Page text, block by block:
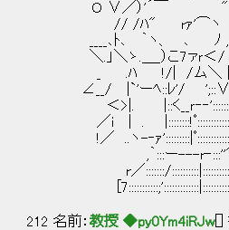
Ｏ ∨／）'´￣ "ゝt
// /ﾊ" rｧ'⌒ヽ u,ﾊ八. | )
____､ﾄ､ ｀ヽ、 ､ ﾉ ,.ｲ
＼.」＼ゝ.＿_）こ7ァｒ
_ .ﾊ !/| /ム＼ |::|
∠__/ |`'ーﾍ::ﾚ'/
＜>|. |::く__ｒ‐‐':::::::::ﾄ
／i | . |::::::::!ﾟ:::::::::::::::∨
!／ ..ヽ-‐ｧ':::::::::|ﾟ
,｀:::ー---
r／:::::::/
212 名前： 教授 ◆py0Ym4iRJw[]